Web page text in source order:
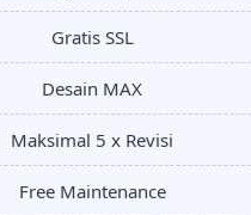
Gratis SSL
Desain MAX
Maksimal 5 x Revisi
Free Maintenance